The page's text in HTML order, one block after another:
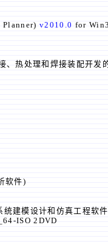
v2010.0 for
、热处理和焊接装配开发
软件)
统建模设计和仿真工程软
ISO 2DVD